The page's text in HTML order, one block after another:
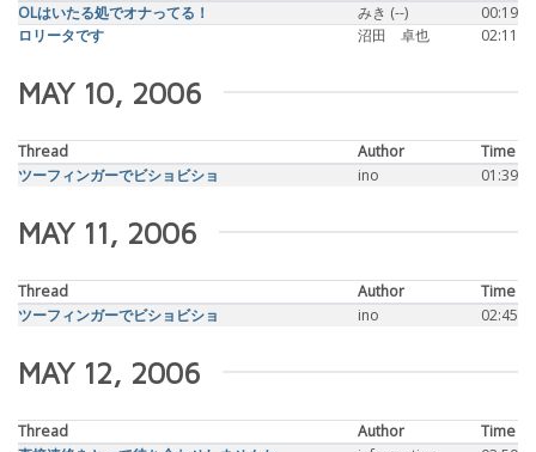
OLはいたる処でオナってる！
みき (--)
00:19
ロリータです
沼田 卓也 02:11
MAY 10, 2006
Thread Author
Time
ツーフィンガーでビショビショ
ino 01:39
MAY 11, 2006
Thread Author
Time
ツーフィンガーでビショビショ
ino 02:45
MAY 12, 2006
Thread Author
Time